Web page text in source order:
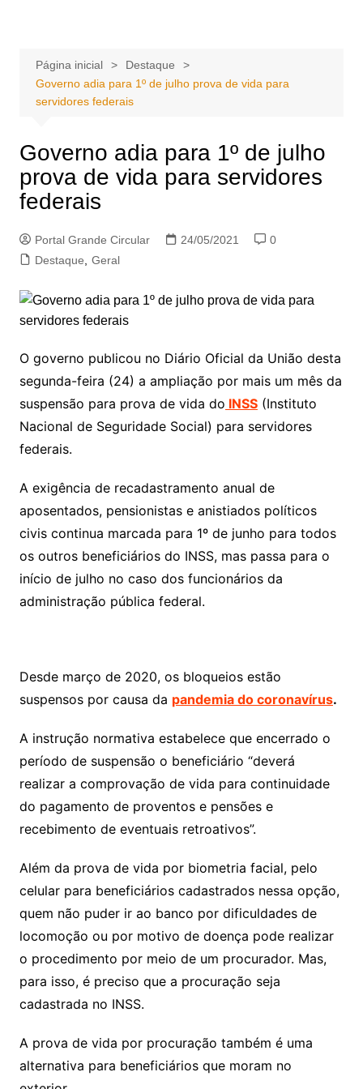
conteúdoPágina inicial
Destaque
Governo adia para 1º de julho prova de vida para
servidores federais
Governo adia para 1º de julho
prova de vida para servidores
federais
Portal Grande Circular 24/05/2021
0
Destaque
Geral
O governo publicou no Diário Oficial da União desta
segunda-feira (24) a ampliação por mais um mês da
suspensão para prova de vida do INSS(Instituto
Nacional de Seguridade Social) para servidores
federais.
A exigência de recadastramento anual de
aposentados, pensionistas e anistiados políticos
civis continua marcada para 1º de junho para todos
os outros beneficiários do INSS, mas passa para o
início de julho no caso dos funcionários da
administração pública federal.
Desde março de 2020, os bloqueios estão
suspensos por causa da pandemia do coronavírus.
A instrução normativa estabelece que encerrado o
período de suspensão o beneficiário “deverá
realizar a comprovação de vida para continuidade
do pagamento de proventos e pensões e
recebimento de eventuais retroativos”.
Além da prova de vida por biometria facial, pelo
celular para beneficiários cadastrados nessa opção,
quem não puder ir ao banco por dificuldades de
locomoção ou por motivo de doença pode realizar
o procedimento por meio de um procurador. Mas,
para isso, é preciso que a procuração seja
cadastrada no INSS.
A prova de vida por procuração também é uma
alternativa para beneficiários que moram no